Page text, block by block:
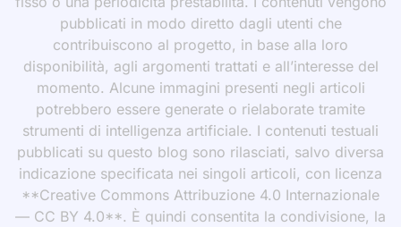
pubblicati in modo diretto dagli utenti che
contribuiscono al progetto, in base alla loro
disponibilità, agli argomenti trattati e all’interesse del
momento. Alcune immagini presenti negli articoli
potrebbero essere generate o rielaborate tramite
strumenti di intelligenza artificiale. I contenuti testuali
pubblicati su questo blog sono rilasciati, salvo diversa
indicazione specificata nei singoli articoli, con licenza
**Creative Commons Attribuzione 4.0 Internazionale
— CC BY 4.0**. È quindi consentita la condivisione, la